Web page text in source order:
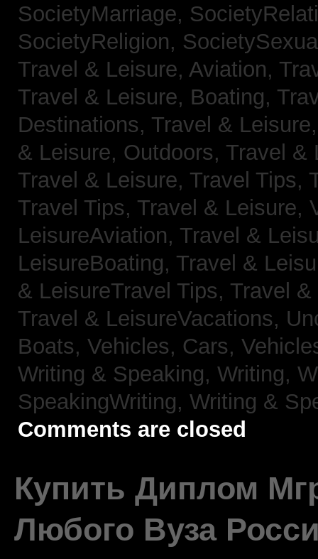
SocietyMarriage,
SocietyReligion,
Travel & Leisure, Aviation,
Travel & Leisure, Boating,
Destinations, Travel &
& Leisure, Outdoors, Travel &
Travel & Leisure, Travel Tips,
Travel Tips, Travel & Leisure,
LeisureAviation, Travel &
LeisureBoating, Travel &
& LeisureTravel Tips, Travel
Travel & LeisureVacations,
Boats, Vehicles, Cars,
Writing & Speaking, Writing,
SpeakingWriting, Writing &
Comments are closed
Купить Диплом
Любого Вуза